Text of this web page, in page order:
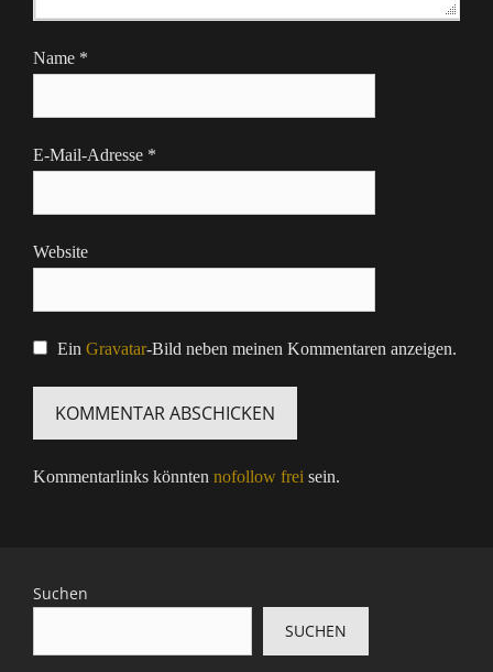
Name *
E-Mail-Adresse *
Website
Ein Gravatar-Bild neben meinen Kommentaren anzeigen.
Kommentarlinks könnten nofollow frei sein.
Suchen
SUCHEN